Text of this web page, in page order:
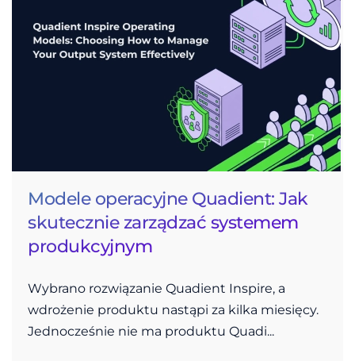
Modele operacyjne Quadient: Jak
skutecznie zarządzać systemem
produkcyjnym
Wybrano rozwiązanie Quadient Inspire, a
wdrożenie produktu nastąpi za kilka miesięcy.
Jednocześnie nie ma produktu Quadi...